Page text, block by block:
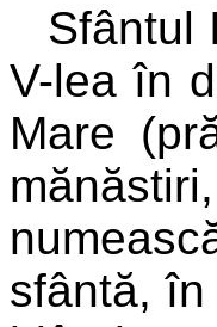
Sfântul
V-lea în
Mare
sfântă,